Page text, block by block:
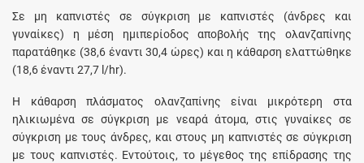
Σε μη καπνιστές σε σύγκριση με καπνιστές (άνδρες και
γυναίκες) η μέση ημιπερίοδος αποβολής της ολανζαπίνης
παρατάθηκε (38,6 έναντι 30,4 ώρες) και η κάθαρση ελαττώθηκε
(18,6 έναντι 27,7 l/hr).
Η κάθαρση πλάσματος ολανζαπίνης είναι μικρότερη στα
ηλικιωμένα σε σύγκριση με νεαρά άτομα, στις γυναίκες σε
σύγκριση με τους άνδρες, και στους μη καπνιστές σε σύγκριση
με τους καπνιστές. Εντούτοις, το μέγεθος της επίδρασης της